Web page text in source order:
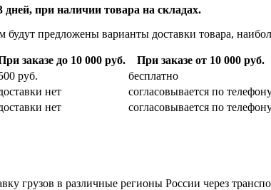
дней, при наличии товара на складах.
будут предложены варианты доставки товара,
заказе до 10 000 руб.
При заказе от 10 000 руб.
руб.
бесплатно
нет
согласовывается по
нет согласовывается по
грузов в различные регионы России через